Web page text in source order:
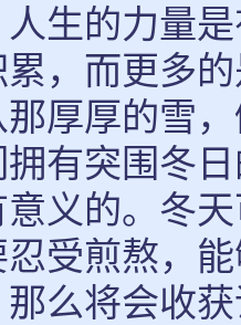
生的力量
，而更多
厚厚的雪
有突围冬
义的。冬
受煎熬，
么将会收